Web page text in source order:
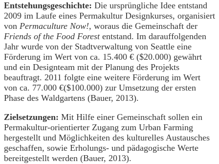
Entstehungsgeschichte: Die ursprüngliche Idee entstand
2009 im Laufe eines Permakultur Designkurses, organisiert
von Permaculture Now!, woraus die Gemeinschaft der
Friends of the Food Forest entstand. Im darauffolgenden
Jahr wurde von der Stadtverwaltung von Seattle eine
Förderung im Wert von ca. 15.400 € ($20.000) gewährt
und ein Designteam mit der Planung des Projekts
beauftragt. 2011 folgte eine weitere Förderung im Wert
von ca. 77.000 €($100.000) zur Umsetzung der ersten
Phase des Waldgartens (Bauer, 2013).
Zielsetzungen: Mit Hilfe einer Gemeinschaft sollen ein
Permakultur-orientierter Zugang zum Urban Farming
hergestellt und Möglichkeiten des kulturelles Austausches
geschaffen, sowie Erholungs- und pädagogische Werte
bereitgestellt werden (Bauer, 2013).